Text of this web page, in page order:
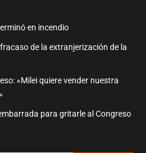
en incendio
de la extranjerización de la
«Milei quiere vender nuestra
para gritarle al Congreso